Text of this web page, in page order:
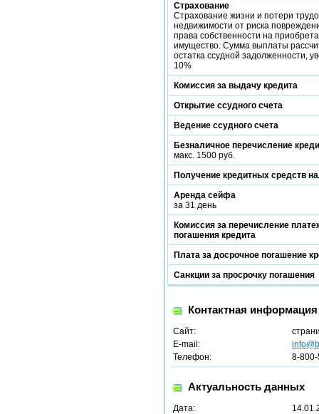
Страхование
Страхование жизни и потери
недвижимости от риска
права собственности на
имущество. Сумма выплаты
остатка ссудной задолженности,
10%
Комиссия за выдачу кредита
Открытие ссудного счета
Ведение ссудного счета
Безналичное перечисление
макс. 1500 руб.
Получение кредитных средств
Аренда сейфа
за 31 день
Комиссия за перечисление
погашения кредита
Плата за досрочное погашение
Санкции за просрочку погашения
Контактная информация
Сайт:
E-mail:
Телефон:
8-
Актуальность данных
Дата: